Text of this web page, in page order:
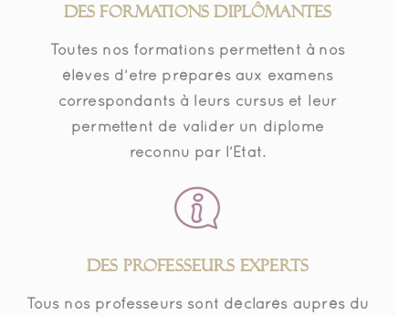
DES FORMATIONS DIPLÔMANTES
Toutes nos formations permettent à nos
élèves d’être préparés aux examens
correspondants à leurs cursus et leur
permettent de valider un diplôme
reconnu par l’Etat.
DES PROFESSEURS EXPERTS
Tous nos professeurs sont déclarés auprès du